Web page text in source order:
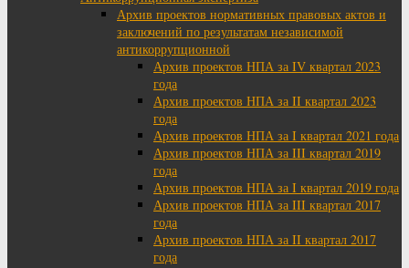
Архив проектов нормативных правовых актов и
заключений по результатам независимой
антикоррупционной
Архив проектов НПА за IV квартал 2023
года
Архив проектов НПА за II квартал 2023
года
Архив проектов НПА за I квартал 2021 года
Архив проектов НПА за III квартал 2019
года
Архив проектов НПА за I квартал 2019 года
Архив проектов НПА за III квартал 2017
года
Архив проектов НПА за II квартал 2017
года